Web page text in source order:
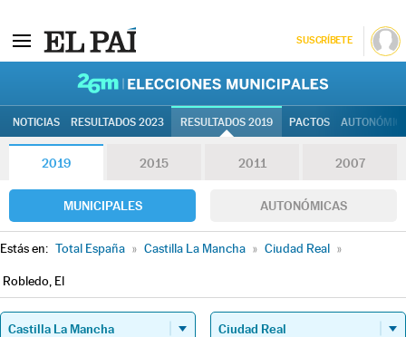
SUSCRÍBETE
NOTICIAS RESULTADOS 2023 RESULTADOS 2019 PACTOS
2019 2015 2011 2007
MUNICIPALES AUTONÓMICAS
Estás en: Total España » Castilla La Mancha » Ciudad Real »
Robledo, El